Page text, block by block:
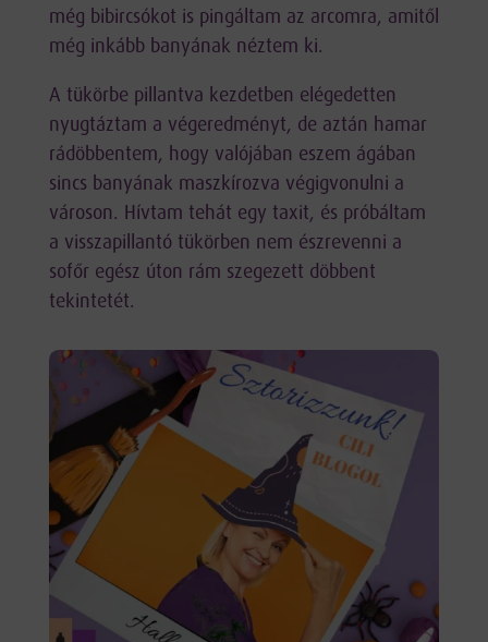
még bibircsókot is pingáltam az arcomra, amitől
még inkább banyának néztem ki.
A tükörbe pillantva kezdetben elégedetten
nyugtáztam a végeredményt, de aztán hamar
rádöbbentem, hogy valójában eszem ágában
sincs banyának maszkírozva végigvonulni a
városon. Hívtam tehát egy taxit, és próbáltam
a visszapillantó tükörben nem észrevenni a
sofőr egész úton rám szegezett döbbent
tekintetét.